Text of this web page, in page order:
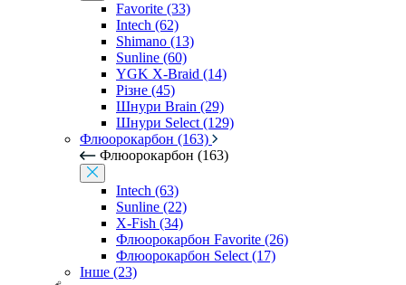
Favorite (33)
Intech (62)
Shimano (13)
Sunline (60)
YGK X-Braid (14)
Різне (45)
Шнури Brain (29)
Шнури Select (129)
Флюорокарбон (163)
Флюорокарбон (163)
Intech (63)
Sunline (22)
X-Fish (34)
Флюорокарбон Favorite (26)
Флюорокарбон Select (17)
Інше (23)